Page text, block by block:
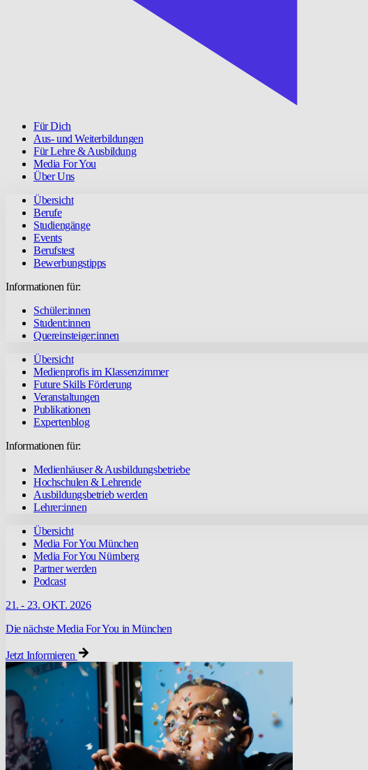
Für Dich
Aus- und Weiterbildungen
Für Lehre & Ausbildung
Media For You
Über Uns
Übersicht
Berufe
Studiengänge
Events
Berufstest
Bewerbungstipps
Informationen für:
Schüler:innen
Student:innen
Quereinsteiger:innen
Übersicht
Medienprofis im Klassenzimmer
Future Skills Förderung
Veranstaltungen
Publikationen
Expertenblog
Informationen für:
Medienhäuser & Ausbildungsbetriebe
Hochschulen & Lehrende
Ausbildungsbetrieb werden
Lehrer:innen
Übersicht
Media For You München
Media For You Nürnberg
Partner werden
Podcast
21. - 23. OKT. 2026
Die nächste Media For You in München
Jetzt Informieren